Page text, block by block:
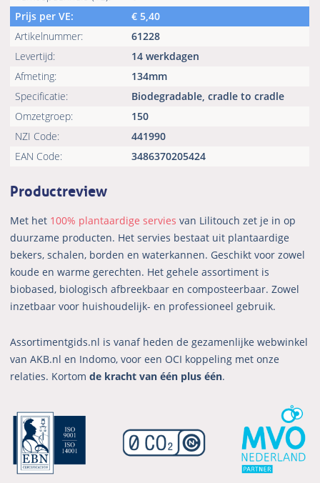
Prijs per VE:
€5,40
Artikelnummer:
61228
Levertijd:
14 werkdagen
Afmeting:
134mm
Specificatie:
Biodegradable, cradle to cradle
Omzetgroep:
150
NZI Code:
441990
EAN Code:
3486370205424
Productreview
Met het 100% plantaardige servies van Lilitouch zet je in op
duurzame producten. Het servies bestaat uit plantaardige
bekers, schalen, borden en waterkannen. Geschikt voor zowel
koude en warme gerechten. Het gehele assortiment is
biobased, biologisch afbreekbaar en composteerbaar. Zowel
inzetbaar voor huishoudelijk- en professioneel gebruik.
Assortimentgids.nl is vanaf heden de gezamenlijke webwinkel
van AKB.nl en Indomo, voor een OCI koppeling met onze
relaties. Kortomde kracht van één plus één.